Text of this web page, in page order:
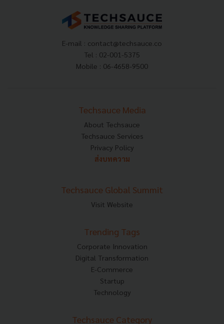
E-mail : contact@techsauce.co
Tel : 02-001-5375
Mobile : 06-4658-9500
Techsauce Media
About Techsauce
Techsauce Services
Privacy Policy
ส่งบทความ
Techsauce Global Summit
Visit Website
Trending Tags
Corporate Innovation
Digital Transformation
E-Commerce
Startup
Technology
Techsauce Category